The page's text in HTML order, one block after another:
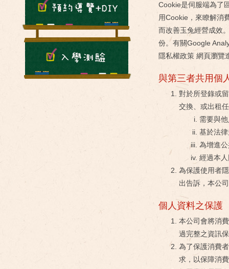
Cookie是伺服端為了
用Cookie，來瞭解消
而改善玉兔經營成效
份。有關Google
隱私權政策 網頁瀏覽
與第三者共用個
對於所登錄或
交換、或出租
需要與
基於法
為增進
經過本
為保護使用者
出告訴，本公
個人資料之保護
本公司會將消
過完整之資訊
為了保護消費
求，以保障消